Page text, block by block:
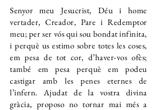
Senyor meu Jesucrist, Déu i home
vertader, Creador, Pare i Redemptor
meu; per ser vós qui sou bondat infinita,
i perquè us estimo sobre totes les coses,
em pesa de tot cor, d’haver-vos ofès;
també em pesa perquè em podeu
castigar amb les penes eternes de
l’infern. Ajudat de la vostra divina
gràcia, proposo no tornar mai més a